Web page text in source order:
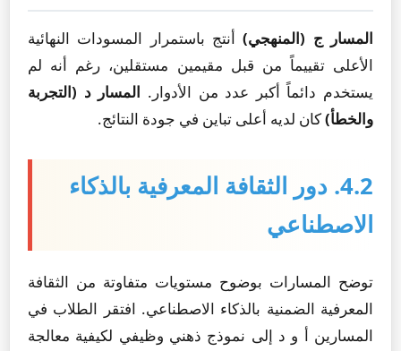
المسار ج (المنهجي)أنتج باستمرار المسودات النهائية
الأعلى تقييماً من قبل مقيمين مستقلين، رغم أنه لم
يستخدم دائماً أكبر عدد من الأدوار. المسار د (التجربة
والخطأ)كان لديه أعلى تباين في جودة النتائج.
4.2. دور الثقافة المعرفية بالذكاء
الاصطناعي
توضح المسارات بوضوح مستويات متفاوتة من الثقافة
المعرفية الضمنية بالذكاء الاصطناعي. افتقر الطلاب في
المسارين أ و د إلى نموذج ذهني وظيفي لكيفية معالجة